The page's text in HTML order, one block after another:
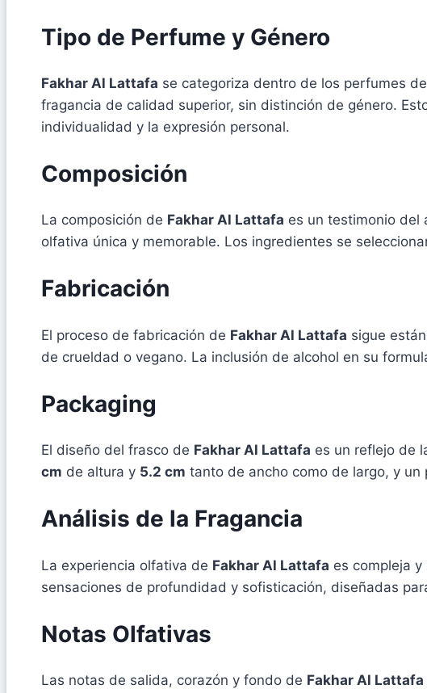
Tipo de Perfume y Género
Fakhar Al Lattafa se categoriza dentro de los perfumes
fragancia de calidad superior, sin distinción de género.
individualidad y la expresión personal.
Composición
La composición de Fakhar Al Lattafa es un testimonio del
olfativa única y memorable. Los ingredientes se
Fabricación
El proceso de fabricación de Fakhar Al Lattafa sigue
de crueldad o vegano. La inclusión de alcohol en su
Packaging
El diseño del frasco de Fakhar Al Lattafa es un reflejo de
cm de altura y 5.2 cm tanto de ancho como de largo, y un
Análisis de la Fragancia
La experiencia olfativa de Fakhar Al Lattafa es compleja
sensaciones de profundidad y sofisticación, diseñadas
Notas Olfativas
Las notas de salida, corazón y fondo de Fakhar Al Lattafa